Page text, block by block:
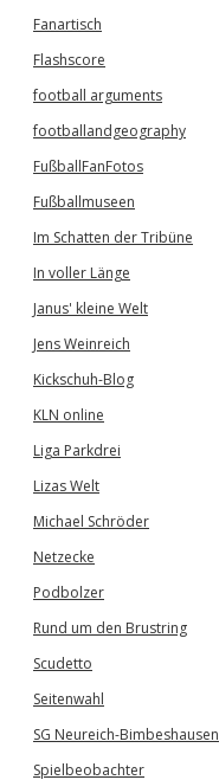
Fanartisch
Flashscore
football arguments
footballandgeography
FußballFanFotos
Fußballmuseen
Im Schatten der Tribüne
In voller Länge
Janus' kleine Welt
Jens Weinreich
Kickschuh-Blog
KLN online
Liga Parkdrei
Lizas Welt
Michael Schröder
Netzecke
Podbolzer
Rund um den Brustring
Scudetto
Seitenwahl
SG Neureich-Bimbeshausen
Spielbeobachter